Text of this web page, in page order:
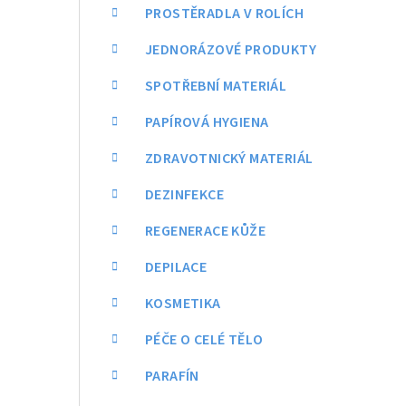
PROSTĚRADLA V ROLÍCH
JEDNORÁZOVÉ PRODUKTY
SPOTŘEBNÍ MATERIÁL
PAPÍROVÁ HYGIENA
ZDRAVOTNICKÝ MATERIÁL
DEZINFEKCE
REGENERACE KŮŽE
DEPILACE
KOSMETIKA
PÉČE O CELÉ TĚLO
PARAFÍN